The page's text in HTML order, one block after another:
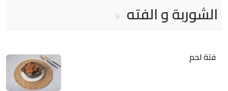
الشوربة و الفته 9
فتة لحم